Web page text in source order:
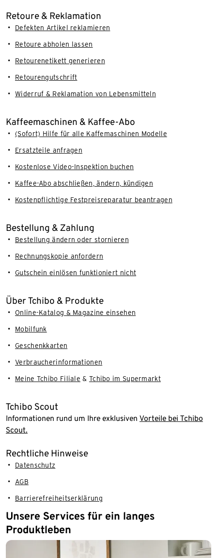
Retoure & Reklamation
Defekten Artikel reklamieren
Retoure abholen lassen
Retourenetikett generieren
Retourengutschrift
Widerruf & Reklamation von Lebensmitteln
Kaffeemaschinen & Kaffee-Abo
(Sofort) Hilfe für alle Kaffemaschinen Modelle
Ersatzteile anfragen
Kostenlose Video-Inspektion buchen
Kaffee-Abo abschließen, ändern, kündigen
Kostenpflichtige Festpreisreparatur beantragen
Bestellung & Zahlung
Bestellung ändern oder stornieren
Rechnungskopie anfordern
Gutschein einlösen funktioniert nicht
Über Tchibo & Produkte
Online-Katalog & Magazine einsehen
Mobilfunk
Geschenkkarten
Verbraucherinformationen
Meine Tchibo Filiale & Tchibo im Supermarkt
Tchibo Scout
Informationen rund um Ihre exklusiven Vorteile bei Tchibo
Scout.
Rechtliche Hinweise
Datenschutz
AGB
Barrierefreiheitserklärung
Unsere Services für ein langes
Produktleben